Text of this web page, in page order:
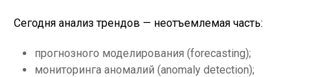
Сегодня анализ трендов — неотъемлемая часть:
прогнозного моделирования (forecasting);
мониторинга аномалий (anomaly detection);